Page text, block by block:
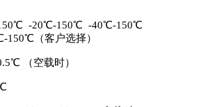
-20℃-150℃ -40℃-150℃
150℃ （客户选择）
（空载时）